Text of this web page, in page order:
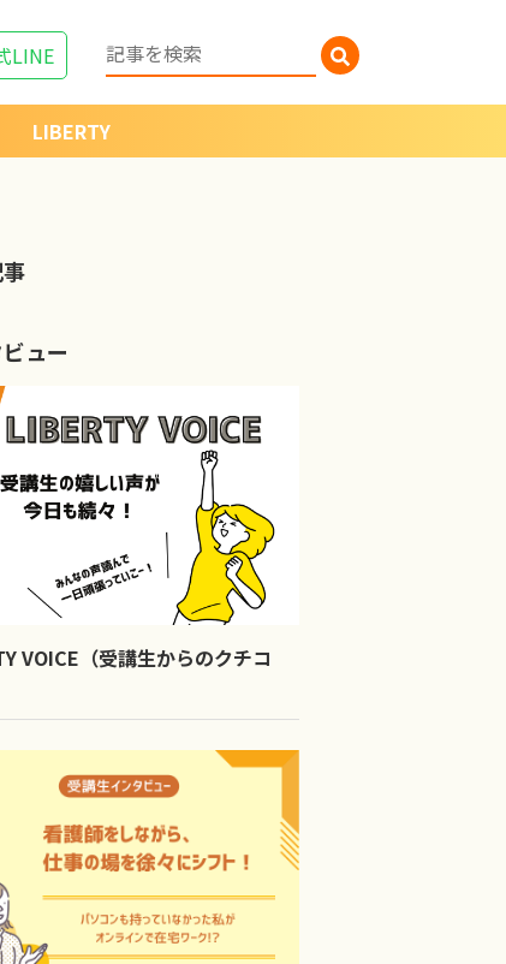
LINE
LIBERTY
ュー
VOICE（受講生からのクチコ